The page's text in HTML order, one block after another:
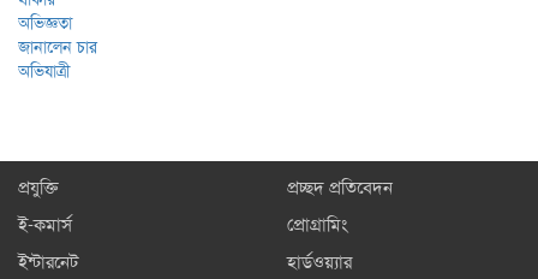
প্রযুক্তি
প্রচ্ছদ প্রতিবেদন
ই-কমার্স
প্রোগ্রামিং
ইন্টারনেট
হার্ডওয়্যার